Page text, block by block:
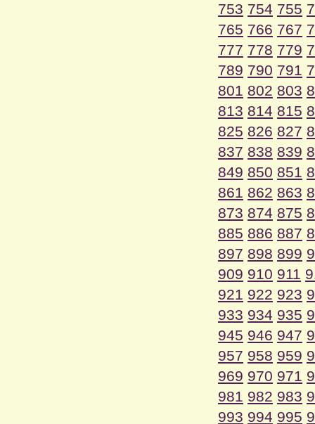
753 754 755
765 766 767
777 778 779
789 790 791
801 802 803
813 814 815
825 826 827
837 838 839
849 850 851
861 862 863
873 874 875
885 886 887
897 898 899
909 910 911
921 922 923
933 934 935
945 946 947
957 958 959
969 970 971
981 982 983
993 994 995